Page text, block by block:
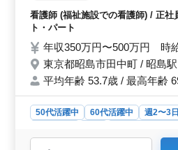
・服薬指導 等の看
代歓迎 現在60代
っております☆ 皆
ります！
看護師 (福祉施設での看護師) / 正社
ト・パート
年収350万円〜500万円 時
東京都昭島市田中町 / 昭島駅
平均年齢 53.7歳 / 最高年齢
50代活躍中 60代活躍中 週2〜3